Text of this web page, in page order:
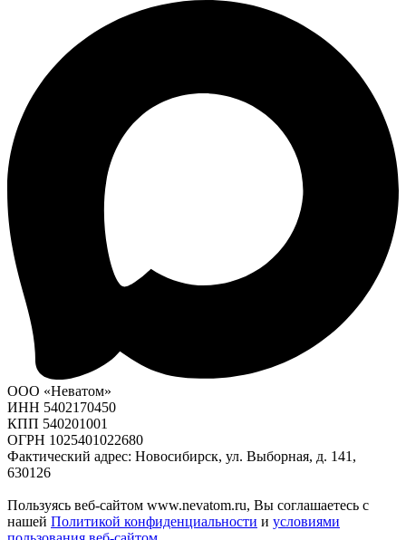
ООО «Неватом»
ИНН 5402170450
КПП 540201001
ОГРН 1025401022680
Фактический адрес: Новосибирск, ул. Выборная, д. 141,
630126
Пользуясь веб-сайтом www.nevatom.ru, Вы соглашаетесь с
нашей Политикой конфиденциальности и условиями